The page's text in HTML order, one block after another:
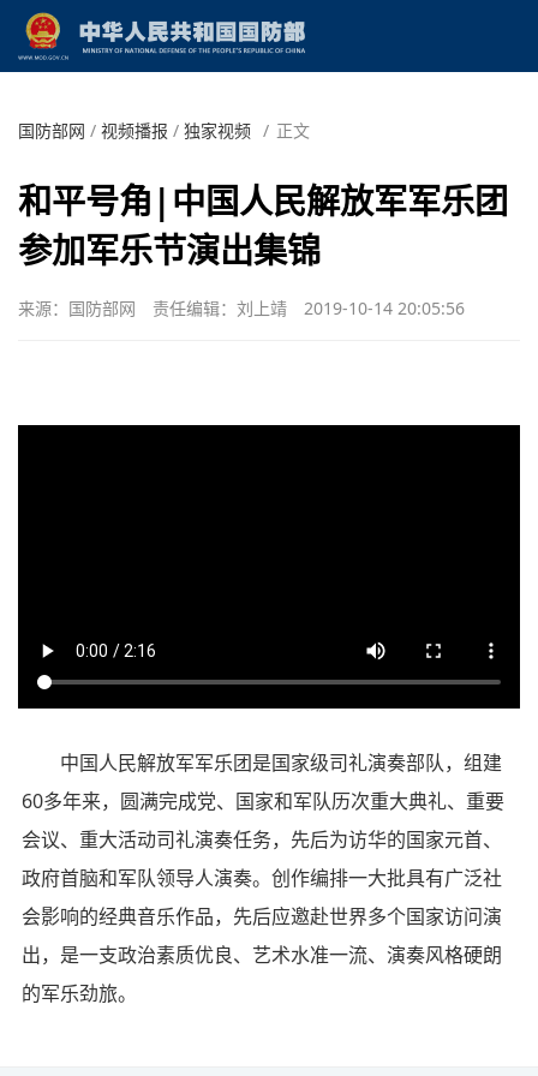
国防部网 / 视频播报 / 独家视频 / 正文
和平号角|中国人民解放军军乐团
参加军乐节演出集锦
来源：国防部网 责任编辑：刘上靖 2019-10-14 20:05:56
中国人民解放军军乐团是国家级司礼演奏部队，组建
60多年来，圆满完成党、国家和军队历次重大典礼、重要
会议、重大活动司礼演奏任务，先后为访华的国家元首、
政府首脑和军队领导人演奏。创作编排一大批具有广泛社
会影响的经典音乐作品，先后应邀赴世界多个国家访问演
出，是一支政治素质优良、艺术水准一流、演奏风格硬朗
的军乐劲旅。